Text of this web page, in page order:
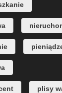
plisy